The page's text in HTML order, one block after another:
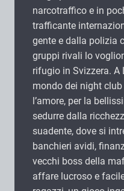
narcotraffico e in
trafficante
gente e dalla polizia
gruppi rivali lo
rifugio in Svizzera.
mondo dei night
l’amore, per la
sedurre dalla
suadente, dove si
banchieri avidi,
vecchi boss della
affare lucroso e